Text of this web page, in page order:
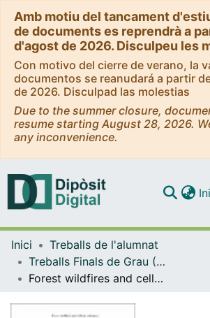
Amb motiu del tancament
de documents es reprendrà a
d'agost de 2026. Disculpeu les
Con motivo del cierre de verano, la
documentos se reanudará a partir
de 2026. Disculpad las molestias
Due to the summer closure,
resume starting August 28, 2026.
any inconvenience.
Navega per
Com
Inici
Treballs de l'alumnat
Treballs Finals de Grau (TFG) - Física
Forest wildfires and cellular automata